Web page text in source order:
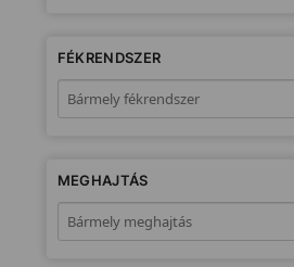
FÉKRENDSZER
MEGHAJTÁS